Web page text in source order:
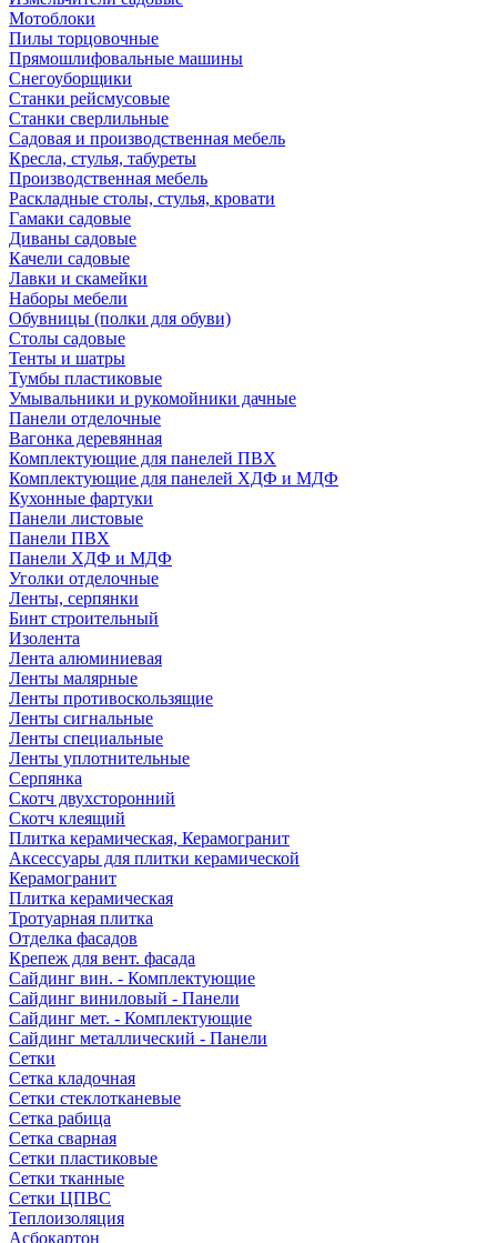
Мотоблоки
Пилы торцовочные
Прямошлифовальные машины
Снегоуборщики
Станки рейсмусовые
Станки сверлильные
Садовая и производственная мебель
Кресла, стулья, табуреты
Производственная мебель
Раскладные столы, стулья, кровати
Гамаки садовые
Диваны садовые
Качели садовые
Лавки и скамейки
Наборы мебели
Обувницы (полки для обуви)
Столы садовые
Тенты и шатры
Тумбы пластиковые
Умывальники и рукомойники дачные
Панели отделочные
Вагонка деревянная
Комплектующие для панелей ПВХ
Комплектующие для панелей ХДФ и МДФ
Кухонные фартуки
Панели листовые
Панели ПВХ
Панели ХДФ и МДФ
Уголки отделочные
Ленты, серпянки
Бинт строительный
Изолента
Лента алюминиевая
Ленты малярные
Ленты противоскользящие
Ленты сигнальные
Ленты специальные
Ленты уплотнительные
Серпянка
Скотч двухсторонний
Скотч клеящий
Плитка керамическая, Керамогранит
Аксессуары для плитки керамической
Керамогранит
Плитка керамическая
Тротуарная плитка
Отделка фасадов
Крепеж для вент. фасада
Сайдинг вин. - Комплектующие
Сайдинг виниловый - Панели
Сайдинг мет. - Комплектующие
Сайдинг металлический - Панели
Сетки
Сетка кладочная
Сетки стеклотканевые
Сетка рабица
Сетка сварная
Сетки пластиковые
Сетки тканные
Сетки ЦПВС
Теплоизоляция
Асбокартон